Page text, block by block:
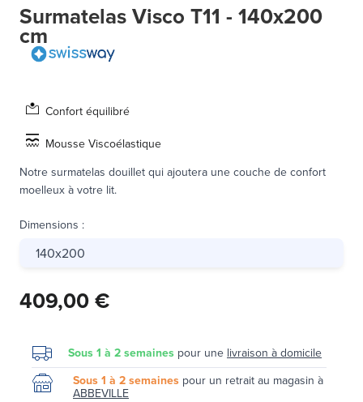
Surmatelas Visco T11 - 140x200
cm
Confort équilibré
Mousse Viscoélastique
Notre surmatelas douillet qui ajoutera une couche de confort
moelleux à votre lit.
Dimensions :
140x200
409,00 €
Sous 1 à 2 semaines pour une livraison à domicile
Sous 1 à 2 semaines pour un retrait au magasin à
ABBEVILLE